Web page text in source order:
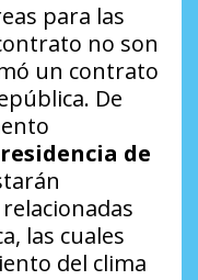
para las
no son
un contrato
De
de
las cuales
del clima